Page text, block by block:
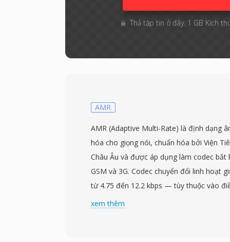
Thả tập tin ở đây. 1 GB Kích
AMR
AMR (Adaptive Multi-Rate) là định dạng
hóa cho giọng nói, chuẩn hóa bởi Viện
Châu Âu và được áp dụng làm codec bắt
GSM và 3G. Codec chuyển đổi linh hoạt
từ 4.75 đến 12.2 kbps — tùy thuộc vào
nhiễu nền. Khi chất lượng liên kết giảm,
xem thêm